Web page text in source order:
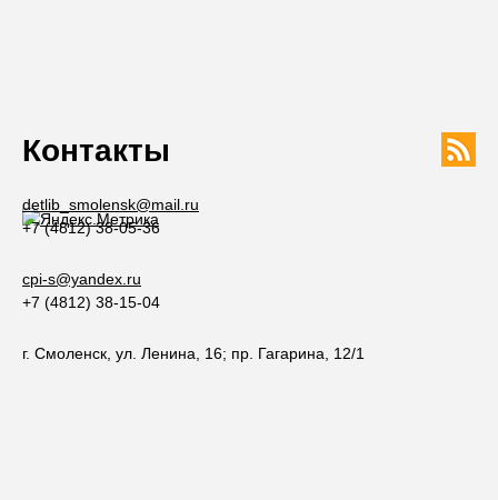
Контакты
detlib_smolensk@mail.ru
+7 (4812) 38-05-36
cpi-s@yandex.ru
+7 (4812) 38-15-04
г. Смоленск, ул. Ленина, 16; пр. Гагарина, 12/1